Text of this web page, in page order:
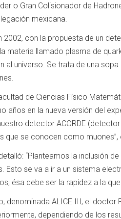
o Gran Colisionador de
mexicana.
2002, con la propuesta de un
materia llamado plasma de
al universo. Se trata de una
de Ciencias Físico
años en la nueva versión del
detector ACORDE
que se conocen como
“Planteamos la
Esto se va a ir a un sistema
ésa debe ser la rapidez a la
denominada ALICE III, el
dependiendo de los